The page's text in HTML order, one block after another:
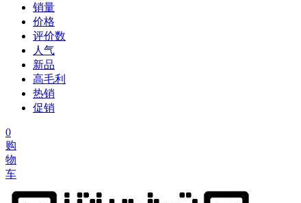
销量
价格
评价数
人气
新品
高毛利
热销
促销
0
购
物
车